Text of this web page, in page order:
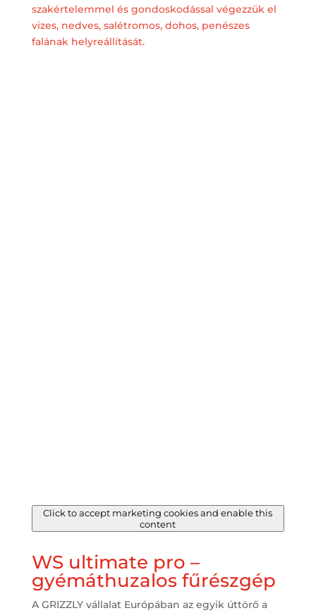
szakértelemmel és gondoskodással végezzük el
vizes, nedves, salétromos, dohos, penészes
falának helyreállítását.
Click to accept marketing cookies and enable this
content
WS ultimate pro –
gyémáthuzalos fűrészgép
A GRIZZLY vállalat Európában az egyik úttörő a